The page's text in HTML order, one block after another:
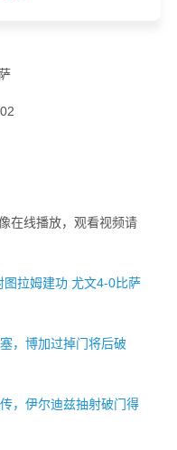
在线播放，观看视频请
拉姆建功 尤文4-0比萨
，博加过掉门将后破
，伊尔迪兹抽射破门得